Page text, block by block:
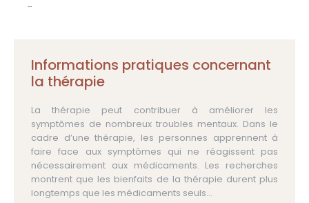
...
Informations pratiques concernant
la thérapie
La thérapie peut contribuer à améliorer les
symptômes de nombreux troubles mentaux. Dans le
cadre d’une thérapie, les personnes apprennent à
faire face aux symptômes qui ne réagissent pas
nécessairement aux médicaments. Les recherches
montrent que les bienfaits de la thérapie durent plus
longtemps que les médicaments seuls…